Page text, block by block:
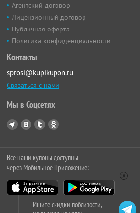
Агентский договор
Лицензионный договор
Публичная оферта
Политика конфиденциальности
Контакты
sprosi@kupikupon.ru
Связаться с нами
Мы в Соцсетях
Все наши купоны доступны
через Мобильное Приложение:
Ищите скидки поблизости,